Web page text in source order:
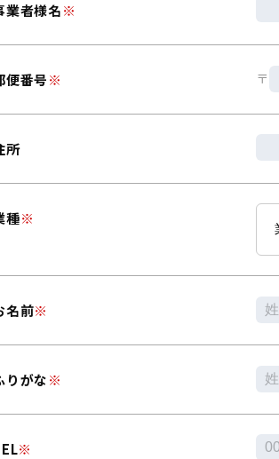
業者様名※
便番号※ 〒
所
種※
名前※
りがな※
※